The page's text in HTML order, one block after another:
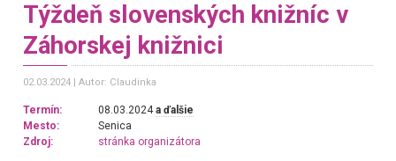
Týždeň slovenských knižníc v
Záhorskej knižnici
02.03.2024 Autor: Claudinka
Termín: 08.03.2024a ďalšie
Mesto:
Senica
Zdroj:
stránka organizátora